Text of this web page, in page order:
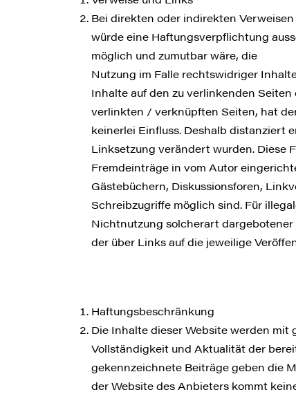
Bei direkten oder indirekten
würde eine Haftungsverpflichtung
möglich und zumutbar wäre, die
Nutzung im Falle rechtswidriger
Inhalte auf den zu verlinkenden
verlinkten / verknüpften Seiten, hat
keinerlei Einfluss. Deshalb distanziert
Linksetzung verändert wurden. Diese
Fremdeinträge in vom Autor
Gästebüchern, Diskussionsforen,
Schreibzugriffe möglich sind. Für
Nichtnutzung solcherart
der über Links auf die jeweilige
Haftungsbeschränkung
Die Inhalte dieser Website werden
Vollständigkeit und Aktualität der
gekennzeichnete Beiträge geben die
der Website des Anbieters kommt